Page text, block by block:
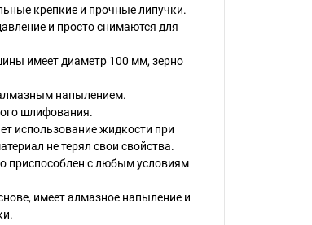
крепкие и прочные липучки.
и просто снимаются для
имеет диаметр 100 мм, зерно
напылением.
шлифования.
использование жидкости при
не терял свои свойства.
приспособлен с любым условиям
имеет алмазное напыление и